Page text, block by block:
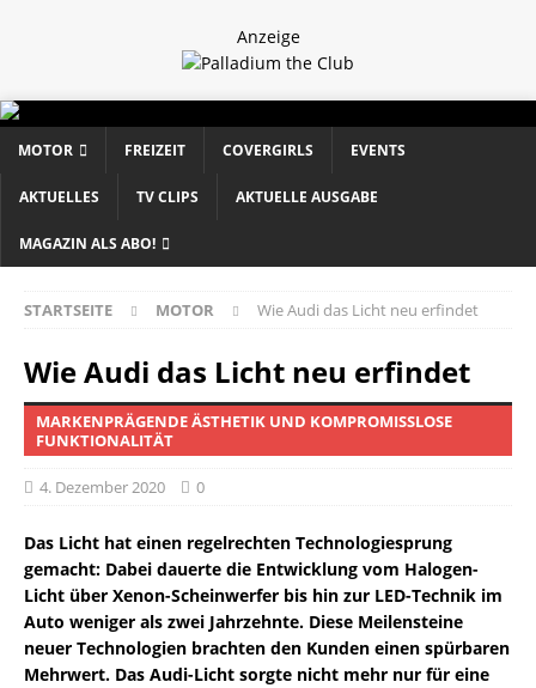
Anzeige
MOTOR FREIZEIT COVERGIRLS EVENTS
AKTUELLES TV CLIPS AKTUELLE AUSGABE
MAGAZIN ALS ABO!
STARTSEITE MOTOR Wie Audi das Licht neu erfindet
Wie Audi das Licht neu erfindet
MARKENPRÄGENDE ÄSTHETIK UND KOMPROMISSLOSE
FUNKTIONALITÄT
4. Dezember 2020 0
Das Licht hat einen regelrechten Technologiesprung
gemacht: Dabei dauerte die Entwicklung vom Halogen-
Licht über Xenon-Scheinwerfer bis hin zur LED-Technik im
Auto weniger als zwei Jahrzehnte. Diese Meilensteine
neuer Technologien brachten den Kunden einen spürbaren
Mehrwert. Das Audi-Licht sorgte nicht mehr nur für eine